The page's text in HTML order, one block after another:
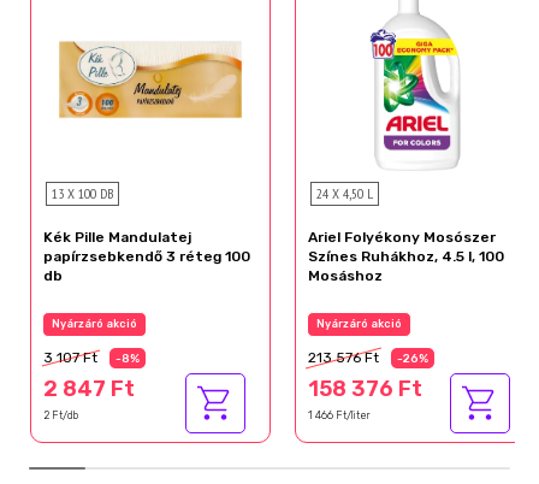
13 X 100 DB
Kék Pille Mandulatej
papírzsebkendő 3 réteg 100
db
Nyárzáró akció
3 107 Ft -8%
2 847 Ft
2 Ft/db
24 X 4,50 L
Ariel Folyékony Mosószer
Színes Ruhákhoz, 4.5 l, 100
Mosáshoz
Nyárzáró akció
213 576 Ft -26%
158 376 Ft
1 466 Ft/liter